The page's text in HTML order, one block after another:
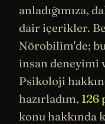
anladığımıza,
dair içerikler.
Nörobilim'de;
insan deneyimi
Psikoloji
hazırladım, 126
konu hakkında